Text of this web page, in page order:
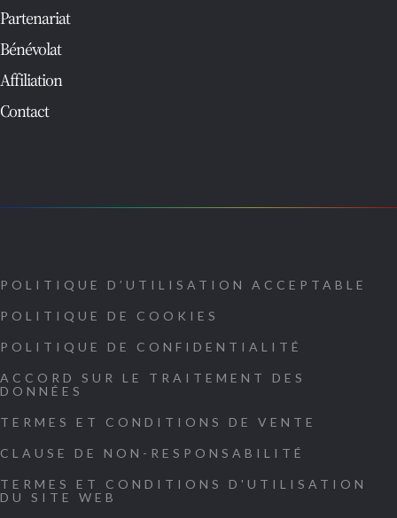
Partenariat
Bénévolat
Affiliation
Contact
POLITIQUE D’UTILISATION ACCEPTABLE
POLITIQUE DE COOKIES
POLITIQUE DE CONFIDENTIALITÉ
ACCORD SUR LE TRAITEMENT DES
DONNÉES
TERMES ET CONDITIONS DE VENTE
CLAUSE DE NON-RESPONSABILITÉ
TERMES ET CONDITIONS D'UTILISATION
DU SITE WEB